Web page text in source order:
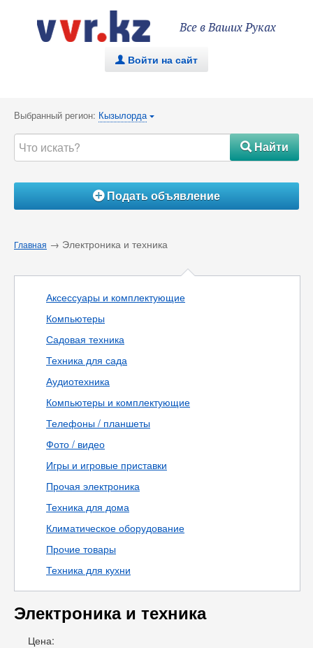
Все в Ваших Руках
. Войти на сайт
Выбранный регион: Кызылорда {
#Найти
ÁПодать объявление
Главная → Электроника и техника
Аксессуары и комплектующие
Компьютеры
Садовая техника
Техника для сада
Аудиотехника
Компьютеры и комплектующие
Телефоны / планшеты
Фото / видео
Игры и игровые приставки
Прочая электроника
Техника для дома
Климатическое оборудование
Прочие товары
Техника для кухни
Электроника и техника
Цена: